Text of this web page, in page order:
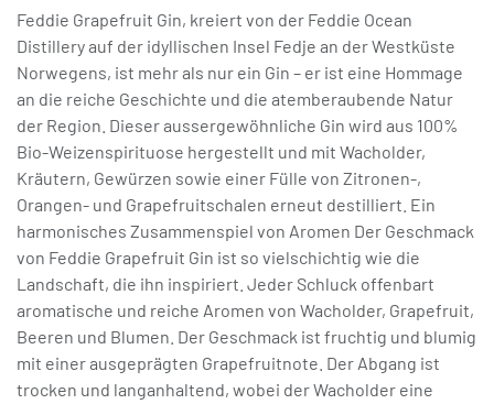
Feddie Grapefruit Gin, kreiert von der Feddie Ocean
Distillery auf der idyllischen Insel Fedje an der Westküste
Norwegens, ist mehr als nur ein Gin – er ist eine Hommage
an die reiche Geschichte und die atemberaubende Natur
der Region. Dieser aussergewöhnliche Gin wird aus 100%
Bio-Weizenspirituose hergestellt und mit Wacholder,
Kräutern, Gewürzen sowie einer Fülle von Zitronen-,
Orangen- und Grapefruitschalen erneut destilliert. Ein
harmonisches Zusammenspiel von Aromen Der Geschmack
von Feddie Grapefruit Gin ist so vielschichtig wie die
Landschaft, die ihn inspiriert. Jeder Schluck offenbart
aromatische und reiche Aromen von Wacholder, Grapefruit,
Beeren und Blumen. Der Geschmack ist fruchtig und blumig
mit einer ausgeprägten Grapefruitnote. Der Abgang ist
trocken und langanhaltend, wobei der Wacholder eine